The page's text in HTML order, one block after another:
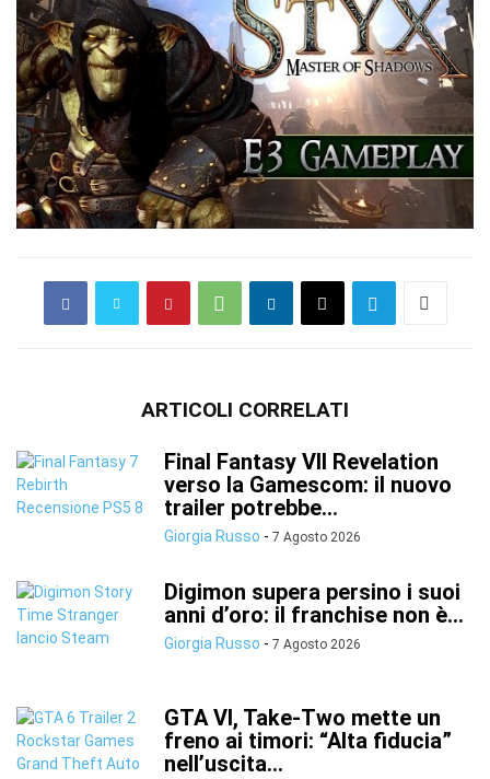
ARTICOLI CORRELATI
Final Fantasy VII Revelation
verso la Gamescom: il nuovo
trailer potrebbe...
Giorgia Russo - 7 Agosto 2026
Digimon supera persino i suoi
anni d’oro: il franchise non è...
Giorgia Russo - 7 Agosto 2026
GTA VI, Take-Two mette un
freno ai timori: “Alta fiducia”
nell’uscita...